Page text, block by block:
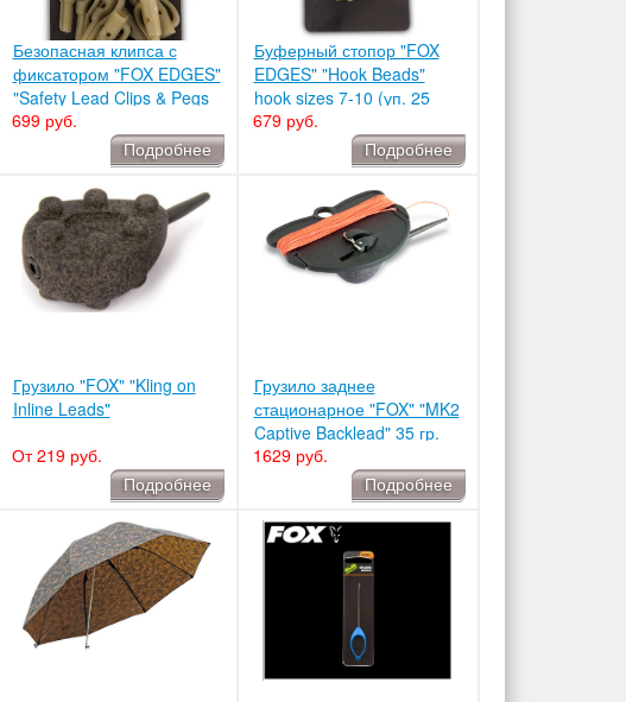
Безопасная клипса с
фиксатором "FOX EDGES"
"Safety Lead Clips & Pegs
Size 7" CAC477
699 руб.
Подробнее
Буферный стопор "FOX
EDGES" "Hook Beads"
hook sizes 7-10 (уп. 25
шт.) CAC482
679 руб.
Подробнее
Грузило "FOX" "Kling on
Inline Leads"
От 219 руб.
Подробнее
Грузило заднее
стационарное "FOX" "MK2
Captive Backlead" 35 гр.
1629 руб.
Подробнее